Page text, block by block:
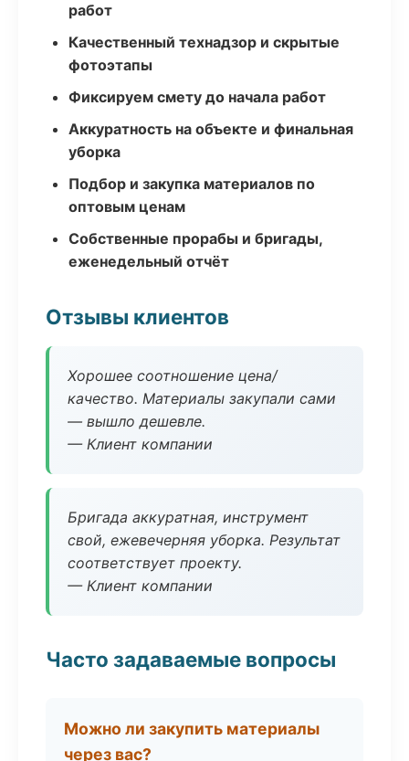
работ
Качественный технадзор и скрытые
фотоэтапы
Фиксируем смету до начала работ
Аккуратность на объекте и финальная
уборка
Подбор и закупка материалов по
оптовым ценам
Собственные прорабы и бригады,
еженедельный отчёт
Отзывы клиентов
Хорошее соотношение цена/
качество. Материалы закупали сами
— вышло дешевле.
— Клиент компании
Бригада аккуратная, инструмент
свой, ежевечерняя уборка. Результат
соответствует проекту.
— Клиент компании
Часто задаваемые вопросы
Можно ли закупить материалы
через вас?